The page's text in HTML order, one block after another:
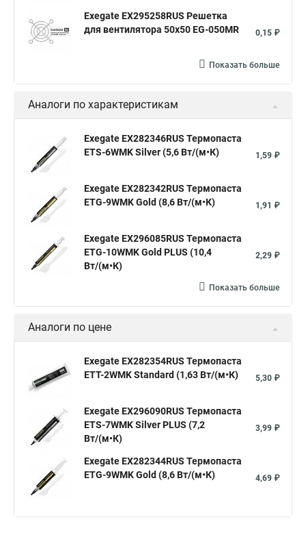
Exegate EX295258RUS Решетка
для вентилятора 50х50 EG-050MR
0,15 ₽
Показать больше
Аналоги по характеристикам
Exegate EX282346RUS Термопаста
ETS-6WMK Silver (5,6 Вт/(м•К)
1,59 ₽
Exegate EX282342RUS Термопаста
ETG-9WMK Gold (8,6 Вт/(м•К)
1,91 ₽
Exegate EX296085RUS Термопаста
ETG-10WMK Gold PLUS (10,4
Вт/(м•К)
2,29 ₽
Показать больше
Аналоги по цене
Exegate EX282354RUS Термопаста
ETТ-2WMK Standard (1,63 Вт/(м•К)
5,30 ₽
Exegate EX296090RUS Термопаста
ETS-7WMK Silver PLUS (7,2
Вт/(м•К)
3,99 ₽
Exegate EX282344RUS Термопаста
ETG-9WMK Gold (8,6 Вт/(м•К)
4,69 ₽